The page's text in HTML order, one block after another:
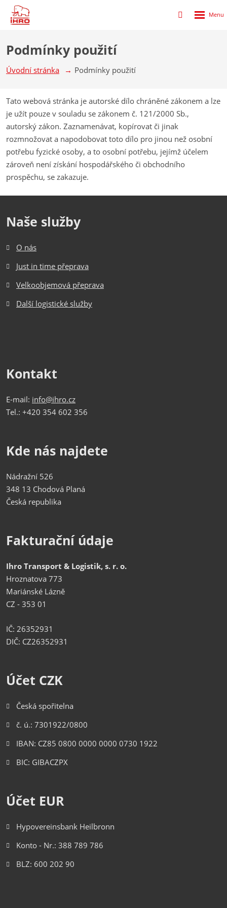
Přihlášení
Podmínky použití
Úvodní stránka Podmínky použití
Tato webová stránka je autorské dílo chráněné zákonem a lze
je užít pouze v souladu se zákonem č. 121/2000 Sb.,
autorský zákon. Zaznamenávat, kopírovat či jinak
rozmnožovat a napodobovat toto dílo pro jinou než osobní
potřebu fyzické osoby, a to osobní potřebu, jejímž účelem
zároveň není získání hospodářského či obchodního
prospěchu, se zakazuje.
Naše služby
O nás
Just in time přeprava
Velkoobjemová přeprava
Další logistické služby
Kontakt
E-mail: info@ihro.cz
Tel.: +420 354 602 356
Kde nás najdete
Nádražní 526
348 13 Chodová Planá
Česká republika
Fakturační údaje
Ihro Transport & Logistik, s. r. o.
Hroznatova 773
Mariánské Lázně
CZ - 353 01
IČ: 26352931
DIČ: CZ26352931
Účet CZK
Česká spořitelna
č. ú.: 7301922/0800
IBAN: CZ85 0800 0000 0000 0730 1922
BIC: GIBACZPX
Účet EUR
Hypovereinsbank Heilbronn
Konto - Nr.: 388 789 786
BLZ: 600 202 90